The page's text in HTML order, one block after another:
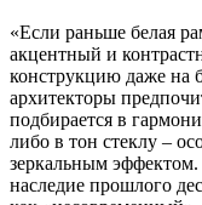
«Если раньше белая
акцентный и
конструкцию даже на
архитекторы
подбирается в
либо в тон стеклу –
зеркальным
наследие прошлого